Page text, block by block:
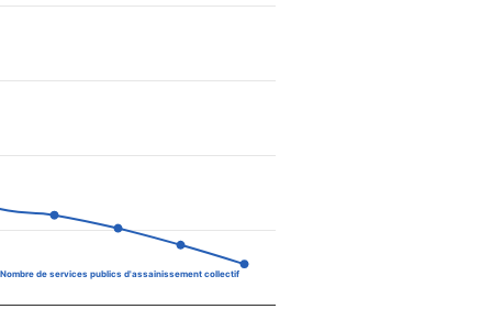
Nombre de services publics d'assainissement collectif